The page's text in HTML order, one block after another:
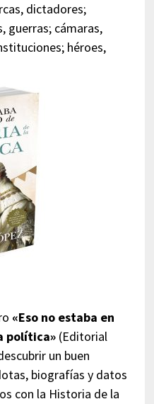
dictadores;
guerras; cámaras,
héroes,
«Eso no estaba en
política»(Editorial
un buen
biografías y datos
con la Historia de la